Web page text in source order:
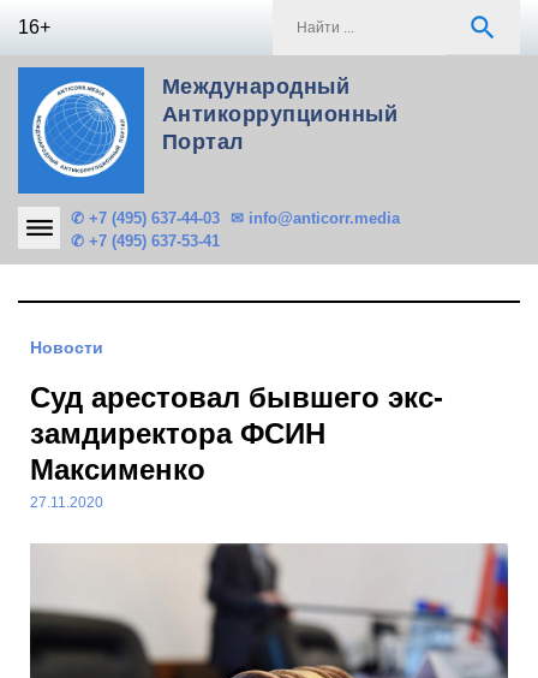
16+ search
Международный
Антикоррупционный
Портал
✆ +7 (495) 637-44-03
✆ +7 (495) 637-53-41
✉ info@anticorr.media
Новости
Суд арестовал бывшего экс-
замдиректора ФСИН
Максименко
27.11.2020